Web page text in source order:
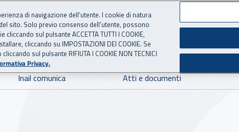
per l'Assicurazione
Inail comunica Atti e documenti
di navigazione dell’utente. I cookie di natura
sito. Solo previo consenso dell’utente, possono
sul pulsante ACCETTA TUTTI I COOKIE,
cliccando su IMPOSTAZIONI DEI COOKIE. Se
sul pulsante RIFIUTA I COOKIE NON TECNICI
Privacy.